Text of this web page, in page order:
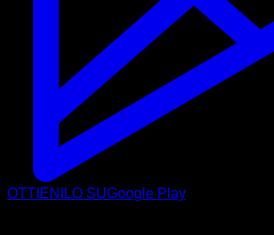
OTTIENILO SUGoogle Play